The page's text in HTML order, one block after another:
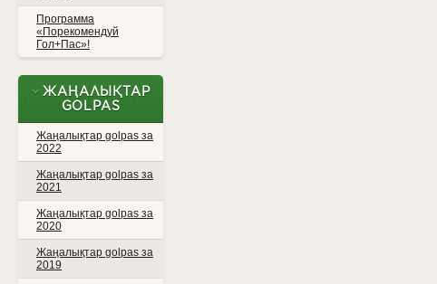
Программа
«Порекомендуй
Гол+Пас»!
ЖАҢАЛЫҚТАР
GOLPAS
Жаңалықтар golpas за
2022
Жаңалықтар golpas за
2021
Жаңалықтар golpas за
2020
Жаңалықтар golpas за
2019